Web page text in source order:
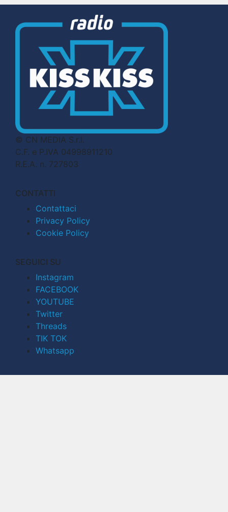
© CN MEDIA S.r.l.
C.F. e P.IVA 04998911210
R.E.A. n. 727803
CONTATTI
Contattaci
Privacy Policy
Cookie Policy
SEGUICI SU
Instagram
FACEBOOK
YOUTUBE
Twitter
Threads
TIK TOK
Whatsapp